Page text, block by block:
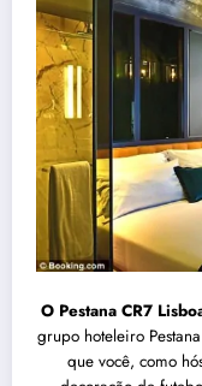
O Pestana CR7
grupo hoteleiro
que você, como